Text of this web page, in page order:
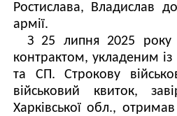
Ростислава, Владислав
армії.
З 25 липня 2025 року
контрактом, укладеним
та СП. Строкову
військовий квиток,
Харківської обл.,